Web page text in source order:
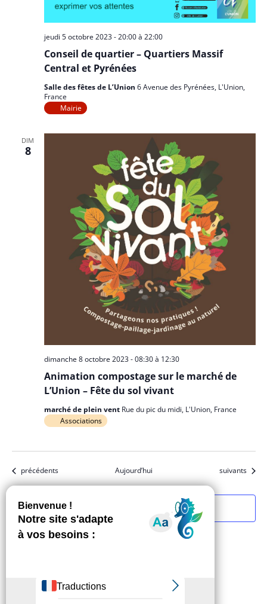
Conseil de quartier – Quartiers Massif
Central et Pyrénées
jeudi 5 octobre 2023 - 20:00à 22:00
Salle des fêtes de L’Union 6 Avenue des Pyrénées, L'Union,
France
Mairie
DIM
8
Animation compostage sur le marché de
L’Union – Fête du sol vivant
dimanche 8 octobre 2023 - 08:30à 12:30
marché de plein vent Rue du pic du midi, L'Union, France
Associations
Évènements
précédents Aujourd’hui Évènements
suivants
S’abonner au calendrier